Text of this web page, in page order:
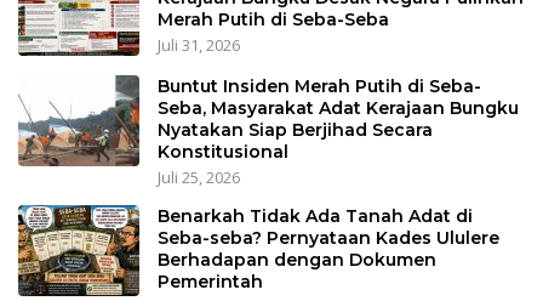
Merah Putih di Seba-Seba
Juli 31, 2026
Buntut Insiden Merah Putih di Seba-
Seba, Masyarakat Adat Kerajaan Bungku
Nyatakan Siap Berjihad Secara
Konstitusional
Juli 25, 2026
Benarkah Tidak Ada Tanah Adat di
Seba-seba? Pernyataan Kades Ululere
Berhadapan dengan Dokumen
Pemerintah